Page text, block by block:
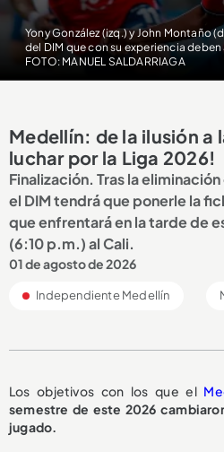
Yony González (izq.) y John Montaño
del DIM que con su experiencia
FOTO: MANUEL SALDARRIAGA
Medellín: de la ilusión a
luchar por la Liga 2026!
Finalización. Tras la
el DIM tendrá que ponerle la
que enfrentará en la tarde de
(6:10 p.m.) al Cali.
01 de agosto de 2026
Independiente Medellín
Los objetivos con los que el
semestre de este 2026
jugado.